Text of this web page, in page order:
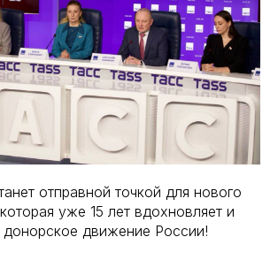
отправной точкой для нового
уже 15 лет вдохновляет и
движение России!